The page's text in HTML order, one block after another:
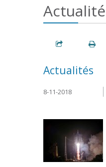
Actualités
8-11-2018